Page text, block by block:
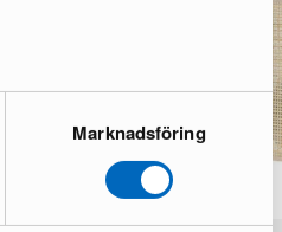
Marknadsföring